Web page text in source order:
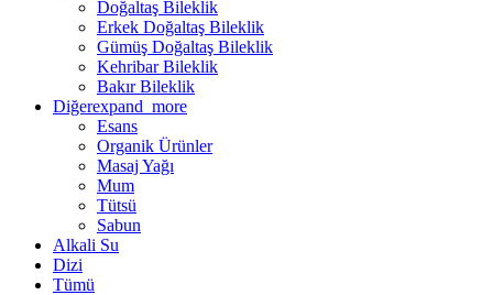
Doğaltaş Bileklik
Erkek Doğaltaş Bileklik
Gümüş Doğaltaş Bileklik
Kehribar Bileklik
Bakır Bileklik
Diğerexpand_more
Esans
Organik Ürünler
Masaj Yağı
Mum
Tütsü
Sabun
Alkali Su
Dizi
Tümü